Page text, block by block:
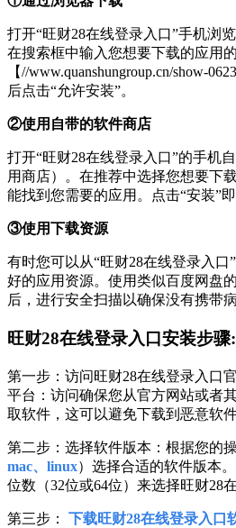
打开“旺财28在线登录入口”手机浏
在搜索框中输入您想要下载的应用
【//www.quanshungroup.cn/show-
后点击“允许安装”。
②使用自带的软件商店
打开“旺财28在线登录入口”的手机
用商店）。在推荐中选择您想要下
能找到您需要的应用。点击“安装”
③使用下载资源
有时您可以从“旺财28在线登录入口
好的应用资源。使用类似百度网盘
后，进行安全扫描以确保没有携带
旺财28在线登录入口安装步骤:
第一步：访问旺财28在线登录入口
平台：访问确保您从官方网站或者
取软件，这可以避免下载到恶意软件
第二步：选择软件版本：根据您的
mac、linux）选择合适的软件版本
位数（32位或64位）来选择旺财28
第三步： 下载旺财28在线登录入口